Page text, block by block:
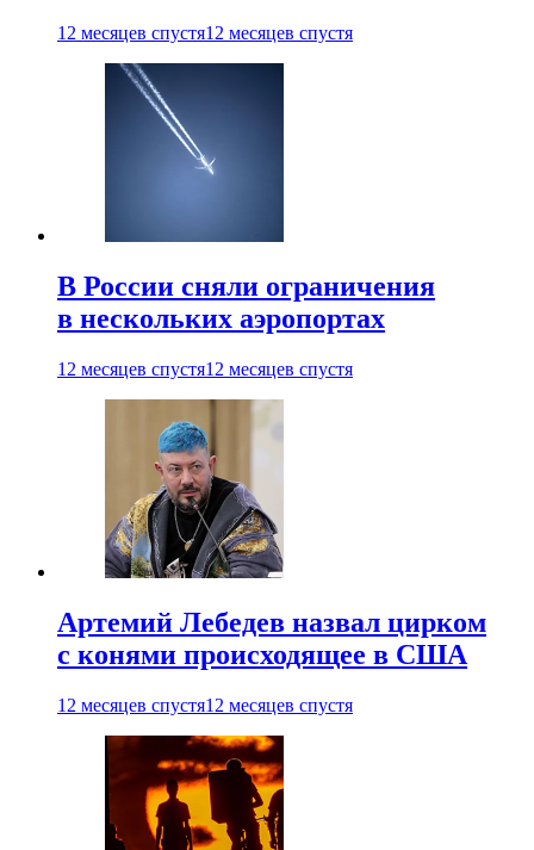
12 месяцев спустя12 месяцев спустя
В России сняли ограничения
в нескольких аэропортах
12 месяцев спустя12 месяцев спустя
Артемий Лебедев назвал цирком
с конями происходящее в США
12 месяцев спустя12 месяцев спустя